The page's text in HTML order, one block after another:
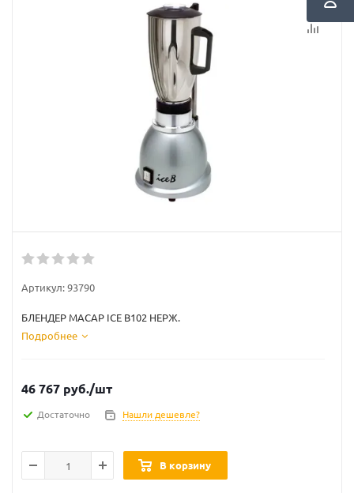
Артикул:93790
БЛЕНДЕР MACAP ICE B102 НЕРЖ.
Подробнее
46 767 руб./шт
Достаточно Нашли дешевле?
В корзину